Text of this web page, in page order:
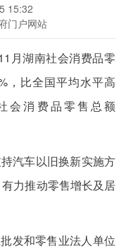
15:32
门户网站
月湖南社会消费品零
，比全国平均水平高
会消费品零售总额
汽车以旧换新实施方
力推动零售增长及居
发和零售业法人单位